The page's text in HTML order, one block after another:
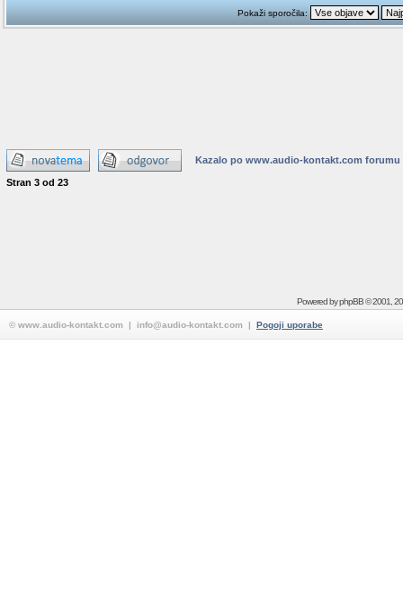
Pokaži sporočila:
Kazalo po www.audio-kontakt.com forumu
Stran 3 od 23
Powered byphpBB© 2001,
© www.audio-kontakt.com | info@audio-kontakt.com | Pogoji uporabe